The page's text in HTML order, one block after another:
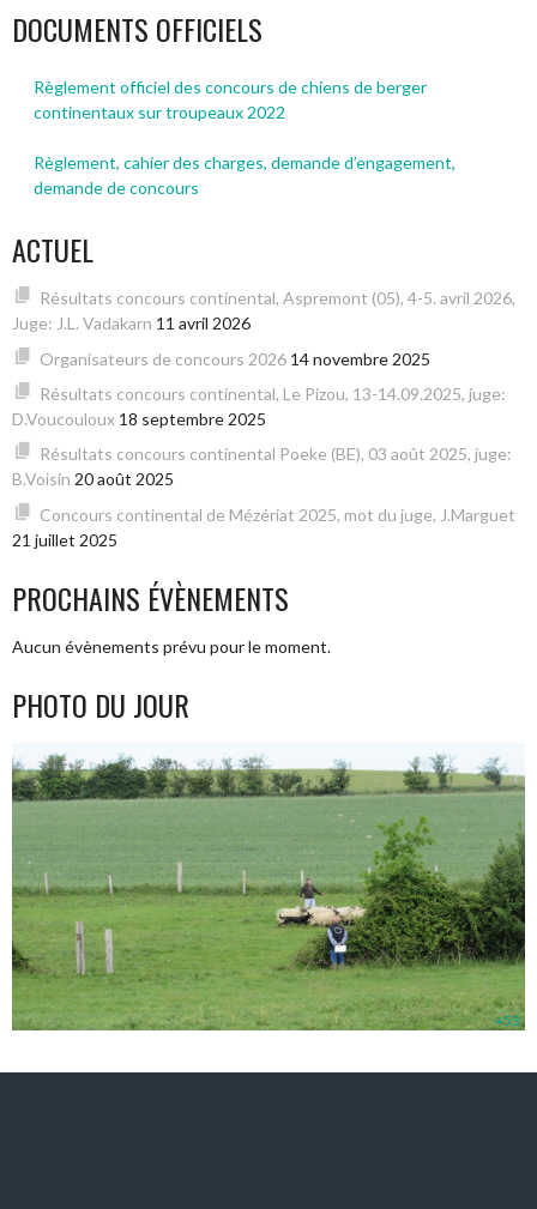
ARTICLES
DOCUMENTS OFFICIELS
Règlement officiel des concours de chiens de berger
continentaux sur troupeaux 2022
Règlement, cahier des charges, demande d’engagement,
demande de concours
ACTUEL
Résultats concours continental, Aspremont (05), 4-5. avril 2026,
Juge: J.L. Vadakarn 11 avril 2026
Organisateurs de concours 2026 14 novembre 2025
Résultats concours continental, Le Pizou, 13-14.09.2025, juge:
D.Voucouloux 18 septembre 2025
Résultats concours continental Poeke (BE), 03 août 2025, juge:
B.Voisin 20 août 2025
Concours continental de Mézériat 2025, mot du juge, J.Marguet
21 juillet 2025
PROCHAINS ÉVÈNEMENTS
Aucun évènements prévu pour le moment.
PHOTO DU JOUR
+53